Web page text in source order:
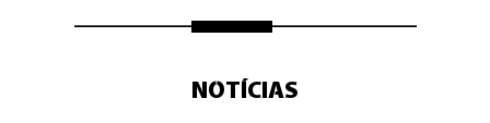
NOTÍCIAS